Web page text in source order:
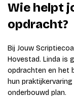
Wie helpt
opdracht?
Bij Jouw
Hovestad. Linda is
opdrachten en het
hun
onderbouwd plan.